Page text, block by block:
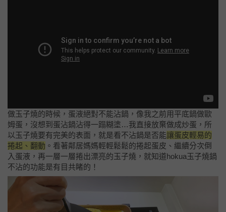
做玉子燒的時候，蛋液絕對不能沾鍋，像我之前用平底鍋做歐
姆蛋，沒想到蛋沾鍋沾得一蹋糊塗…我直接放棄做成炒蛋，所
以玉子燒要有完美的表面，就是看不沾鍋是否能讓蛋皮輕易的
捲起、翻動 。 看著鄰居媽媽輕輕鬆鬆的捲起蛋皮、繼續分次倒
入蛋液，再一層一層捲出漂亮的玉子燒，就知道hokua玉子燒鍋
不沾的功能是有目共睹的！